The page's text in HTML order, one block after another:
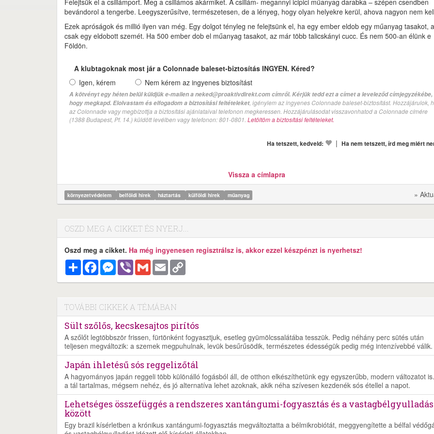
Felejtsük el a csillámport. Meg a csillámos akármiket. A csillám- megannyi icipici műanyag darabka – szépen csendben
bevándorol a tengerbe. Leegyszerűsítve, természetesen, de a lényeg, hogy olyan helyekre kerül, ahova nagyon nem
Ezek apróságok és millió ilyen van még. Egy dolgot tényleg ne felejtsünk el, ha egy ember eldob egy műanyag tasakot,
csak egy eldobott szemét. Ha 500 ember dob el műanyag tasakot, az már több talicskányi cucc. És nem 500-an élünk e
Földön.
A klubtagoknak most jár a Colonnade baleset-biztosítás INGYEN. Kéred?
Igen, kérem
Nem kérem az ingyenes biztosítást
A kötvényt egy héten belül küldjük e-mailen a neked@proaktivdirekt.com címről. Kérjük tedd ezt a címet a leveleződ címjegyzékébe,
hogy megkapd. Elolvastam és elfogadom a biztosítási feltételeket, igénylem az ingyenes Colonnade baleset-biztosítást. Hozzájárulok,
az Colonnade vagy megbízottja a biztosítási ajánlataival telefonon megkeressen. Hozzájárulásodat visszavonhatod a Colonnade címére
(1388 Budapest, Pf. 14.) küldött levélben vagy telefonon: 801-0801. Letöltöm a biztosítási feltételeket.
Ha tetszett, kedveld: | Ha nem tetszett, írd meg miért
Vissza a címlapra
környezetvédelem belföldi hírek háztartás külföldi hírek műanyag »
OSZD MEG A CIKKET ÉS NYERJ...
Oszd meg a cikket. Ha még ingyenesen regisztrálsz is, akkor ezzel készpénzt is nyerhetsz!
MegosztásFacebookMessenger
Viber Gmail Email
TOVÁBBI CIKKEK A TÉMÁBAN
Sült szőlős, kecskesajtos pirítós
A szőlőt legtöbbször frissen, fürtönként fogyasztjuk, esetleg gyümölcssalátába tesszük. Pedig néhány perc sütés után
teljesen megváltozik: a szemek megpuhulnak, levük besűrűsödik, természetes édességük pedig még intenzívebbé válik.
Japán ihletésű sós reggelizőtál
A hagyományos japán reggeli több különálló fogásból áll, de otthon elkészíthetünk egy egyszerűbb, modern változatot
a tál tartalmas, mégsem nehéz, és jó alternatíva lehet azoknak, akik néha szívesen kezdenék sós étellel a napot.
Lehetséges összefüggés a rendszeres xantángumi-fogyasztás és a vastagbélgyulladás
között
Egy brazil kísérletben a krónikus xantángumi-fogyasztás megváltoztatta a bélmikrobiótát, meggyengítette a bélfal